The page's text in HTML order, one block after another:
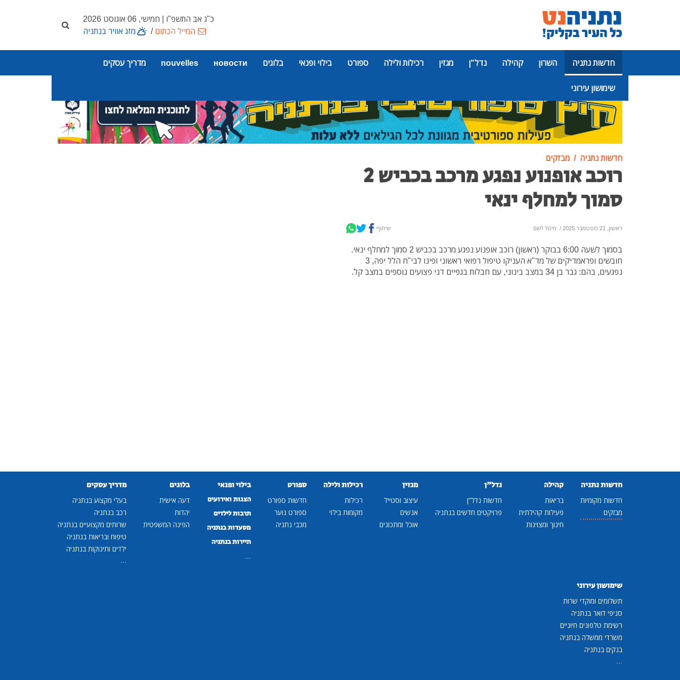
כ"ג אב התשפ"ו | חמישי, 06 אוגוסט 2026
המייל הכתום/ מזג אוויר בנתניה
חדשות נתניה השרון קהילה נדל"ן מגזין רכילות ולילה ספורט בילוי ופנאי בלוגים новости
nouvelles מדריך עסקים
שימושון עירוני
פרסומת
חדשות נתניה מבזקים
רוכב אופנוע נפגע מרכב בכביש 2
סמוך למחלף ינאי
ראשון, 21 ספטמבר 2025 / מיטל לשם שיתוף
בסמוך לשעה 6:00 בבוקר (ראשון) רוכב אופנוע נפגע מרכב בכביש 2 סמוך למחלף ינאי.
חובשים ופראמדיקים של מד"א העניקו טיפול רפואי ראשוני ופינו לבי"ח הלל יפה, 3
נפגעים, בהם: גבר בן 34 במצב בינוני, עם חבלות בגפיים דני פצועים נוספים במצב קל.
חדשות נתניה
חדשות מקומיות
מבזקים
קהילה
בריאות
פעילות קהילתית
חינוך ומצוינות
נדל"ן
חדשות נדל"ן
פרויקטים חדשים בנתניה
מגזין
עיצוב וסטייל
אנשים
אוכל ומתכונים
רכילות ולילה
רכילות
מקומות בילוי
ספורט
חדשות ספורט
ספורט נוער
מכבי נתניה
בילוי ופנאי
הצגות ואירועים
תרבות לילדים
מסעדות בנתניה
תיירות בנתניה
...
בלוגים
דעה אישית
יהדות
הפינה המשפטית
מדריך עסקים
בעלי מקצוע בנתניה
רכב בנתניה
שרותים מקצועיים בנתניה
טיפוח ובריאות בנתניה
ילדים ותינוקות בנתניה
...
שימושון עירוני
תשלומים ומוקדי שרות
סניפי דואר בנתניה
רשימת טלפונים חיוניים
משרדי ממשלה בנתניה
בנקים בנתניה
...